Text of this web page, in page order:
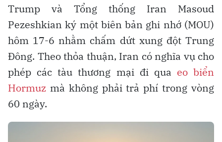
Trump và Tổng thống Iran Masoud
Pezeshkian ký một biên bản ghi nhớ (MOU)
hôm 17-6 nhằm chấm dứt xung đột Trung
Đông. Theo thỏa thuận, Iran có nghĩa vụ cho
phép các tàu thương mại đi qua eo biển
Hormuz mà không phải trả phí trong vòng
60 ngày.